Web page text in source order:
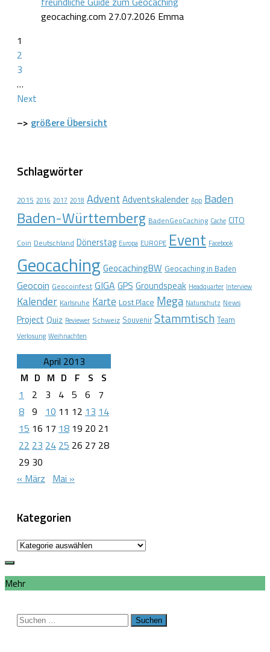
geocaching.com 27.07.2026 Emma
1
2
3
…
Next
–> größere Übersicht
Schlagwörter
2015 2016 2017 2018 AdventAdventskalender App Baden
Baden-Württemberg BadenGeoCaching Cache CITO
Coin Deutschland Dönerstag Europa EUROPE Event Facebook
Geocaching GeocachingBW Geocaching in Baden
Geocoin Geocoinfest GIGA GPS Groundspeak Headquarter Interview
Kalender Karlsruhe Karte Lost Place Mega Naturschutz News
Project Quiz Reviewer Schweiz Souvenir Stammtisch Team
Verlosung Weihnachten
April 2013
M D M D F S
S
1
2 3 4 5 6
7
8 9 10 11 12 13 14
15 16 17 18 19 20 21
22 23 24 25 26 27 28
29 30
« März Mai »
Kategorien
Kategorien
Mehr
Suchen